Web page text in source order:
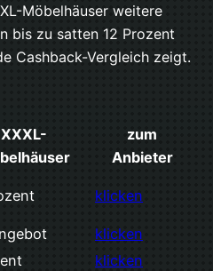
Möbelhäuser weitere
bis zu satten 12 Prozent
Cashback-Vergleich zeigt.
XXXL-
zum
Anbieter
klicken
klicken
klicken